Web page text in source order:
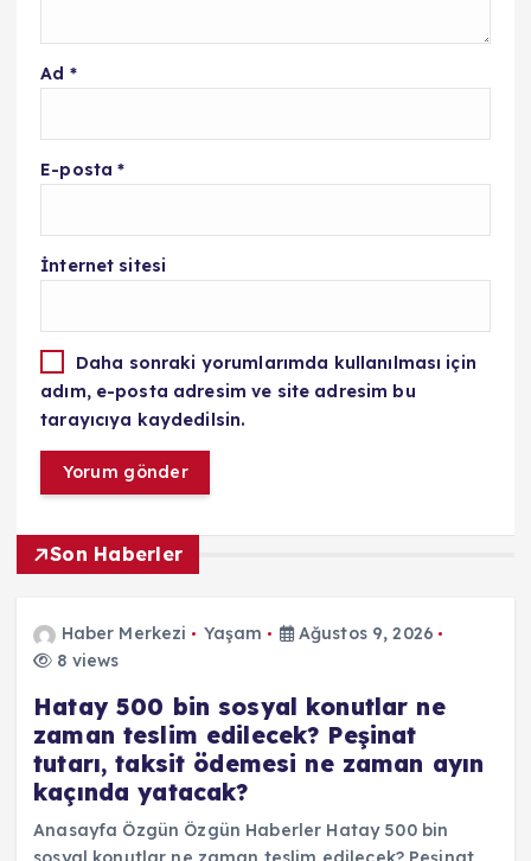
Ad *
E-posta*
İnternet sitesi
Daha sonraki yorumlarımda kullanılması için
adım, e-posta adresim ve site adresim bu
tarayıcıya kaydedilsin.
Son Haberler
Haber Merkezi Yaşam
Ağustos 9, 2026
8 views
Hatay 500 bin sosyal konutlar ne
zaman teslim edilecek? Peşinat
tutarı, taksit ödemesi ne zaman ayın
kaçında yatacak?
Anasayfa Özgün Özgün Haberler Hatay 500 bin